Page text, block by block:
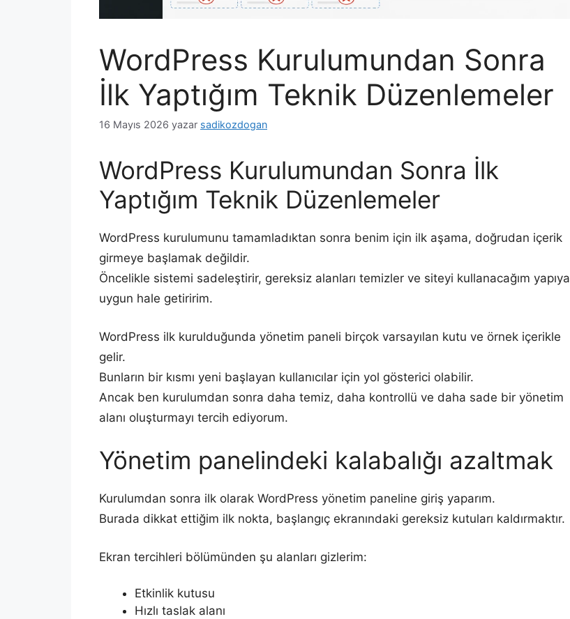
WordPress Kurulumundan Sonra
İlk Yaptığım Teknik Düzenlemeler
16 Mayıs 2026 yazar sadikozdogan
WordPress Kurulumundan Sonra İlk
Yaptığım Teknik Düzenlemeler
WordPress kurulumunu tamamladıktan sonra benim için ilk aşama, doğrudan içerik
girmeye başlamak değildir.
Öncelikle sistemi sadeleştirir, gereksiz alanları temizler ve siteyi kullanacağım yapıya
uygun hale getiririm.
WordPress ilk kurulduğunda yönetim paneli birçok varsayılan kutu ve örnek içerikle
gelir.
Bunların bir kısmı yeni başlayan kullanıcılar için yol gösterici olabilir.
Ancak ben kurulumdan sonra daha temiz, daha kontrollü ve daha sade bir yönetim
alanı oluşturmayı tercih ediyorum.
Yönetim panelindeki kalabalığı azaltmak
Kurulumdan sonra ilk olarak WordPress yönetim paneline giriş yaparım.
Burada dikkat ettiğim ilk nokta, başlangıç ekranındaki gereksiz kutuları kaldırmaktır.
Ekran tercihleri bölümünden şu alanları gizlerim:
Etkinlik kutusu
Hızlı taslak alanı